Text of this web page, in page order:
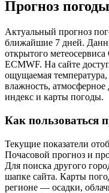
Прогноз
Актуальный прогноз
ближайшие 7 дней.
открытого
ECMWF. На сайте
ощущаемая температура,
влажность, атмосферное
индекс и карты погоды.
Как пользоваться
Текущие показатели
Почасовой прогноз и
Для поиска другого
шапке сайта. Карты
регионе — осадки,